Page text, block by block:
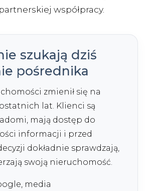
współpracy.
szukają dziś
pośrednika
zmienił się na
lat. Klienci są
mają dostęp do
informacji i przed
dokładnie sprawdzają,
swoją nieruchomość.
media